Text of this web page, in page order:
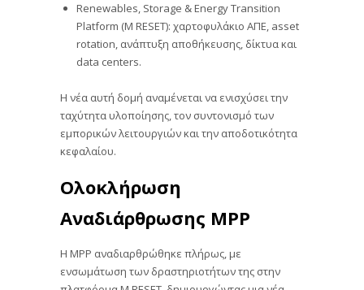
Renewables, Storage & Energy Transition
Platform (M RESET): χαρτοφυλάκιο ΑΠΕ, asset
rotation, ανάπτυξη αποθήκευσης, δίκτυα και
data centers.
Η νέα αυτή δομή αναμένεται να ενισχύσει την
ταχύτητα υλοποίησης, τον συντονισμό των
εμπορικών λειτουργιών και την αποδοτικότητα
κεφαλαίου.
Ολοκλήρωση
Αναδιάρθρωσης MPP
Η MPP αναδιαρθρώθηκε πλήρως, με
ενσωμάτωση των δραστηριοτήτων της στην